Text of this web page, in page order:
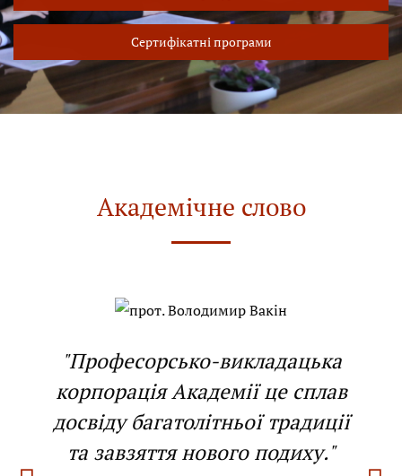
Сертифікатні програми
Академічне слово
"Професорсько-викладацька
корпорація Академії це сплав
досвіду багатолітньої традиції
та завзяття нового подиху."